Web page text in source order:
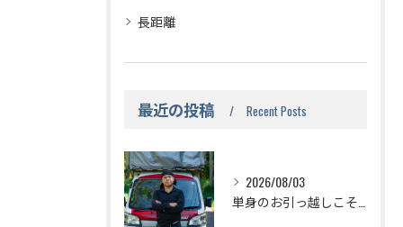
長距離
最近の投稿 Recent Posts
2026/08/03